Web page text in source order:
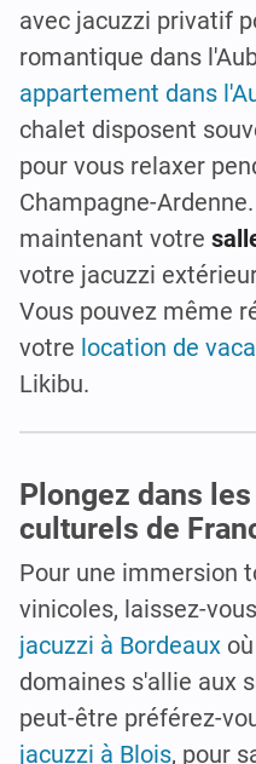
avec jacuzzi privatif
romantique dans
appartement dans
chalet disposent
pour vous relaxer
Champagne-
maintenant votre
votre jacuzzi
Vous pouvez même
votre location de
Likibu.
Plongez dans
culturels de
Pour une immersion
vinicoles, laissez-
jacuzzi à Bordeaux
domaines s'allie aux
peut-être préférez-
jacuzzi à Blois, pour